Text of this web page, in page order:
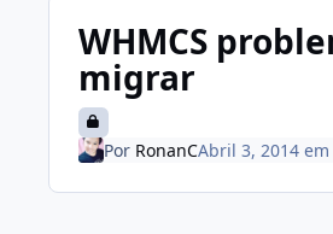
WHMCS
migrar
Por RonanCAbril 3, 2014 em